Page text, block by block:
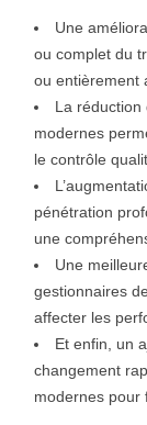
Une
ou complet du
ou
La réduction
modernes
le contrôle
pénétration
une
Une
gestionnaires
affecter les
Et enfin, un
changement
modernes pour